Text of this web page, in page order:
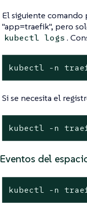
El siguiente
"app=traefik", pero
kubectl logs .
kubectl -n
Si se necesita el
kubectl -n
Eventos del
kubectl -n